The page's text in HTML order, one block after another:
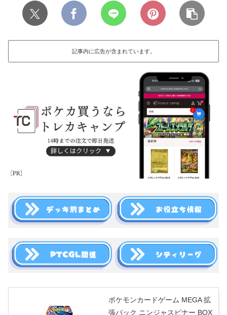
記事内に広告が含まれています。
ポケモンカードゲーム MEGA 拡
張パック ニンジャスピナー BOX